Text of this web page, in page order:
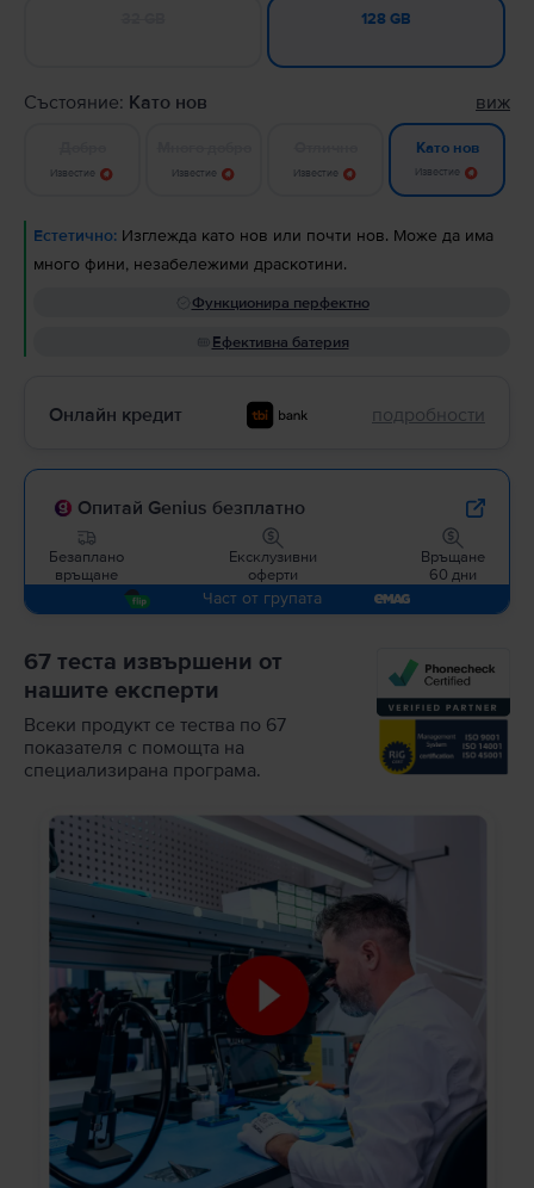
128 GB
Състояние: Като нов виж
Известие Известие Известие
Като нов
Известие
Естетично: Изглежда като нов или почти нов. Може да има
много фини, незабележими драскотини.
Функционира перфектно
Ефективна батерия
Онлайн кредит подробности
Опитай Genius безплатно
Безаплано
връщане
Ексклузивни
оферти
Връщане
60 дни
Част от групата
67 теста извършени от
нашите експерти
Всеки продукт се тества по 67
показателя с помощта на
специализирана програма.